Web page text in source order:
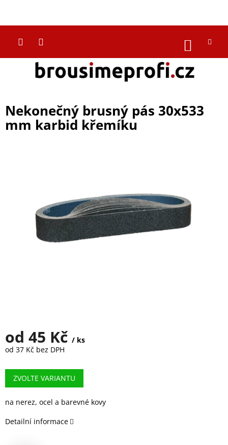
obsah
KOŠÍK
Nekonečný brusný pás 30x533
mm karbid křemíku
od 45 Kč / ks
od 37 Kč bez DPH
cena:
ZVOLTE VARIANTU
na nerez, ocel a barevné kovy
Detailní informace